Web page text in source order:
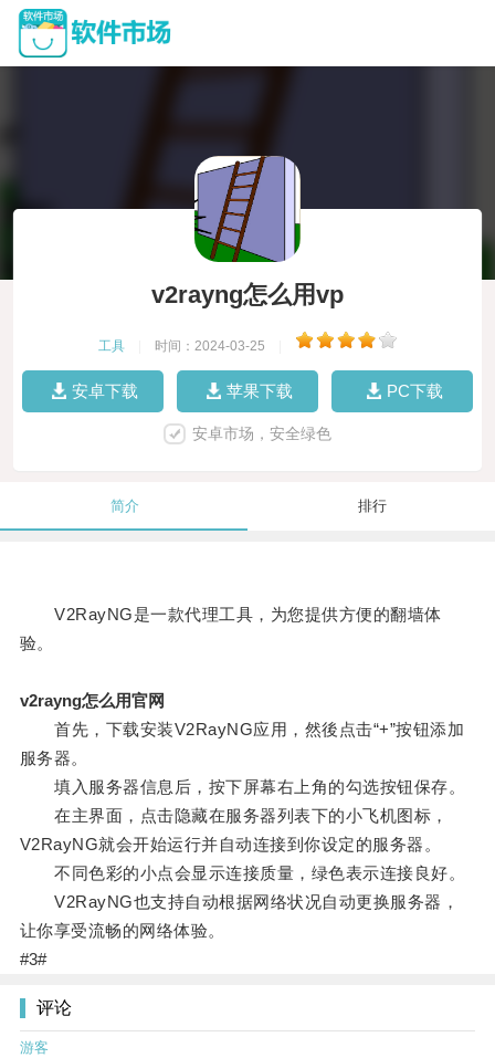
v2rayng怎么用vp
工具 时间：2024-03-25
安卓下载 苹果下载 PC下载
安卓市场，安全绿色
简介 排行
V2RayNG是一款代理工具，为您提供方便的翻墙体
验。
v2rayng怎么用官网
首先，下载安装V2RayNG应用，然後点击“+”按钮添加
服务器。
填入服务器信息后，按下屏幕右上角的勾选按钮保存。
在主界面，点击隐藏在服务器列表下的小飞机图标，
V2RayNG就会开始运行并自动连接到你设定的服务器。
不同色彩的小点会显示连接质量，绿色表示连接良好。
V2RayNG也支持自动根据网络状况自动更换服务器，
让你享受流畅的网络体验。
#3#
评论
游客